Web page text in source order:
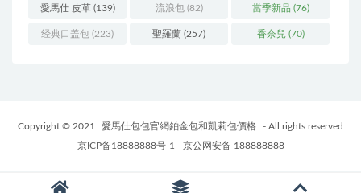
愛馬仕 皮革(139) 流浪包(82) 當季新品 (76)
经典口盖包 (223) 聖羅蘭 (257) 香奈兒 (70)
Copyright © 2021 愛馬仕包包官網鉑金包和凱莉包價格
- All rights reserved
京ICP备18888888号-1
京公网安备 188888888